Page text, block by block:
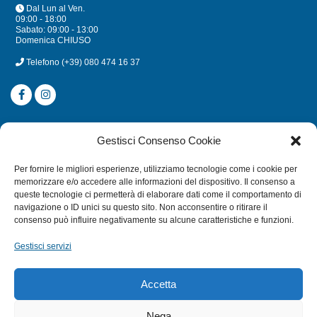
Gestisci Consenso Cookie
Per fornire le migliori esperienze, utilizziamo tecnologie come i cookie per
memorizzare e/o accedere alle informazioni del dispositivo. Il consenso a
queste tecnologie ci permetterà di elaborare dati come il comportamento di
navigazione o ID unici su questo sito. Non acconsentire o ritirare il
consenso può influire negativamente su alcune caratteristiche e funzioni.
Gestisci servizi
Accetta
Dal Lun al Ven.
09:00 - 18:00
Sabato: 09:00 - 13:00
Domenica CHIUSO
Telefono (+39) 080 474 16 37
CATEGORIE
MULINELLI
CANNE
ACCESSORI NAUTICI